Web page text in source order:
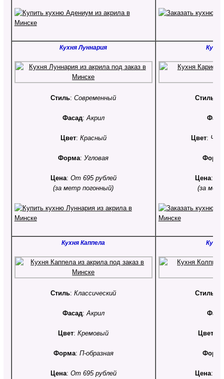
Кухня Луннария
Стиль:Современный
Фасад:Акрил
Цвет: Красный
Форма:Угловая
Цена: От 695 рублей
(за метр погонный)
Стиль
Цвет:
Цена:
(за
Кухня Каппела
Стиль:Классический
Фасад:Акрил
Цвет:Кремовый
Форма: П-образная
Цена: От 695 рублей
Стиль
Цвет
Цена: